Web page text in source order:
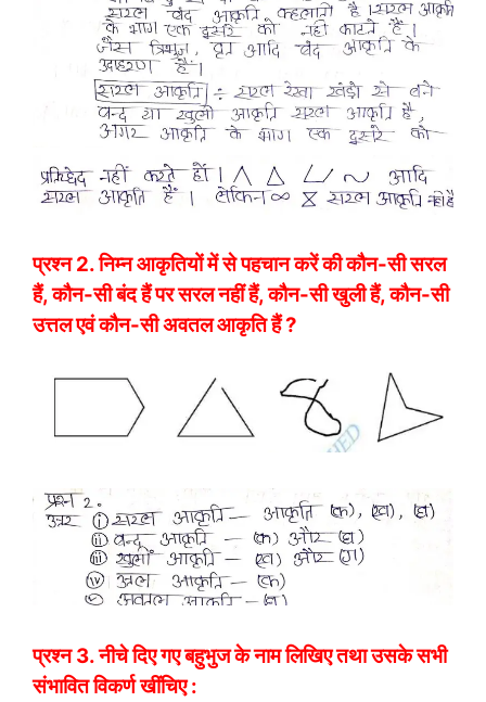
प्रश्न 2. निम्न आकृतियों में से पहचान करें की कौन-सी सरल
हैं, कौन-सी बंद हैं पर सरल नहीं हैं, कौन-सी खुली हैं, कौन-सी
उत्तल एवं कौन-सी अवतल आकृति हैं ?
प्रश्न 3. नीचे दिए गए बहुभुज के नाम लिखिए तथा उसके सभी
संभावित विकर्ण खींचिए :